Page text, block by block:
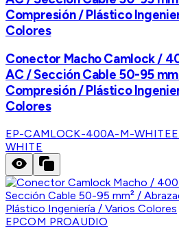
Compresión / Plástico
Colores
Conector Macho Camlock /
AC / Sección Cable 50-95
Compresión / Plástico
Colores
EP-CAMLOCK-400A-M-WHITE
WHITE
EPCOM PROAUDIO